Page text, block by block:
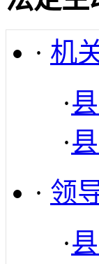
· 机
·
·
· 领
·